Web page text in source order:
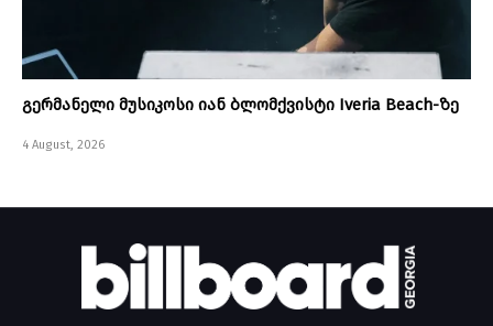
გერმანელი მუსიკოსი იან ბლომქვისტი Iveria Beach-ზე
4 August, 2026